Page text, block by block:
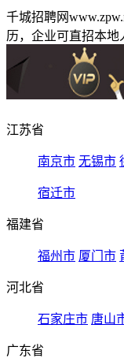
千城招聘网
历，企业可直招本地
江苏省
南京市 无锡市
宿迁市
福建省
福州市 厦门市
河北省
石家庄市 唐山
广东省